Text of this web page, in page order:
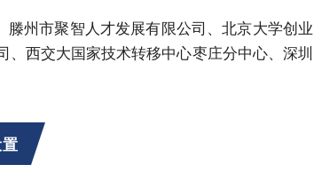
州市聚智人才发展有限公司、北京大学创业
西交大国家技术转移中心枣庄分中心、深圳